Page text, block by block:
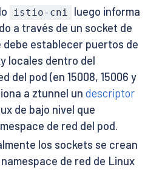
istio-cni
luego informa
a través de un socket de
debe establecer puertos de
locales dentro del
del pod (en 15008, 15006 y
a ztunnel un descriptor
de bajo nivel que
de red del pod.
los sockets se crean
de red de Linux